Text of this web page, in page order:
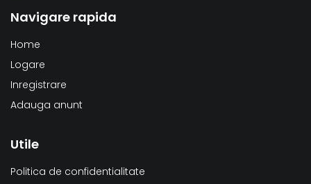
Navigare rapida
Home
Logare
Inregistrare
Adauga anunt
Utile
Politica de confidentialitate